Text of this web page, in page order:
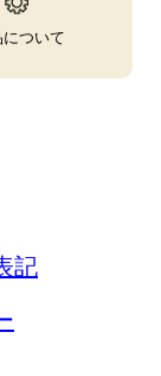
について
記